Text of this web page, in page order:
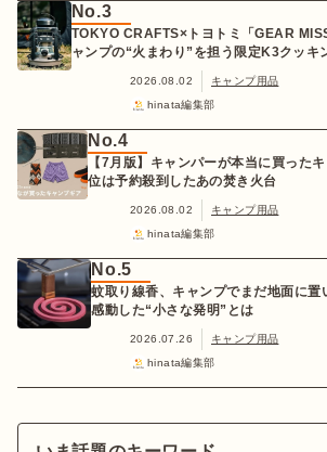
No.3
TOKYO CRAFTS×トヨトミ「GEAR
ャンプの“火まわり”を担う限定K3クッキ
2026.08.02
キャンプ用品
hinata編集部
No.4
【7月版】キャンパーが本当に買った
位は予約殺到したあの焚き火台
2026.08.02
キャンプ用品
hinata編集部
No.5
蚊取り線香、キャンプでまだ地面に置
感動した“小さな発明”とは
2026.07.26
キャンプ用品
hinata編集部